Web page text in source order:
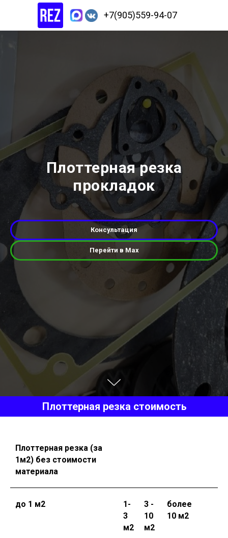
+7(905)559-94-07
Плоттерная резка
прокладок
Консультация
Перейти в Max
Плоттерная резка стоимость
Плоттерная резка (за
1м2) без стоимости
материала
до 1 м2
1-
3
м2
3 -
10
м2
более
10 м2